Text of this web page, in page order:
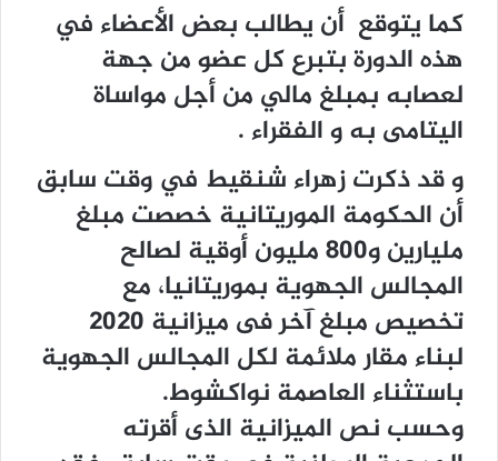
كما يتوقع أن يطالب بعض الأعضاء في
هذه الدورة بتبرع كل عضو من جهة
لعصابه بمبلغ مالي من أجل مواساة
اليتامى به و الفقراء .
و قد ذكرت زهراء شنقيط في وقت سابق
أن الحكومة الموريتانية خصصت مبلغ
مليارين و800 مليون أوقية لصالح
المجالس الجهوية بموريتانيا، مع
تخصيص مبلغ آخر فى ميزانية 2020
لبناء مقار ملائمة لكل المجالس الجهوية
باستثناء العاصمة نواكشوط.
وحسب نص الميزانية الذى أقرته